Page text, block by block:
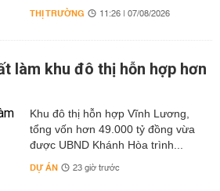
THỊ TRƯỜNG 11:26 | 07/08/2026
làm khu đô thị hỗn hợp hơn
Khu đô thị hỗn hợp Vĩnh Lương,
tổng vốn hơn 49.000 tỷ đồng vừa
được UBND Khánh Hòa trình...
DỰ ÁN 23 giờ trước